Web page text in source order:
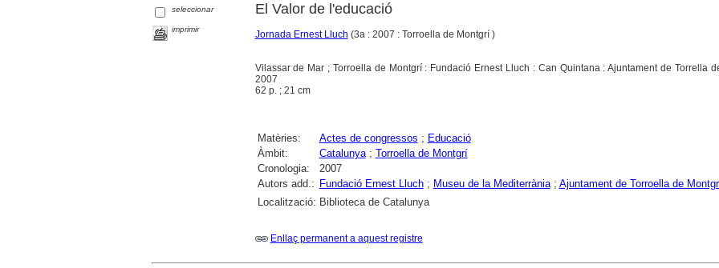
seleccionar
imprimir
El Valor de l'educació
Jornada Ernest Lluch (3a : 2007 : Torroella de Montgrí )
Vilassar de Mar ; Torroella de Montgrí : Fundació Ernest Lluch : Can Quintana : Ajuntament de Torrella
2007
62 p. ; 21 cm
Matèries: Actes de congressos ; Educació
Àmbit:
Catalunya; Torroella de Montgrí
Cronologia:
2007
Autors add.: Fundació Ernest Lluch; Museu de la Mediterrània; Ajuntament de Torroella de
Localització: Biblioteca de Catalunya
Enllaç permanent a aquest registre